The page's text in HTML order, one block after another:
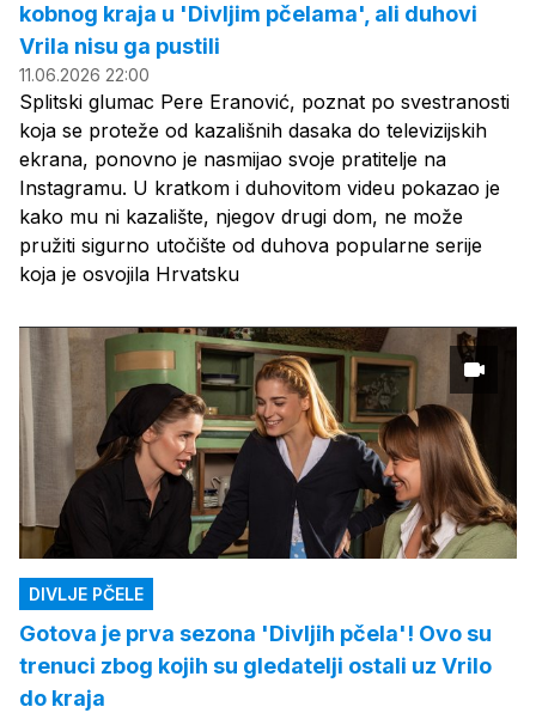
kobnog kraja u 'Divljim pčelama', ali duhovi
Vrila nisu ga pustili
11.06.2026 22:00
Splitski glumac Pere Eranović, poznat po svestranosti
koja se proteže od kazališnih dasaka do televizijskih
ekrana, ponovno je nasmijao svoje pratitelje na
Instagramu. U kratkom i duhovitom videu pokazao je
kako mu ni kazalište, njegov drugi dom, ne može
pružiti sigurno utočište od duhova popularne serije
koja je osvojila Hrvatsku
DIVLJE PČELE
Gotova je prva sezona 'Divljih pčela'! Ovo su
trenuci zbog kojih su gledatelji ostali uz Vrilo
do kraja